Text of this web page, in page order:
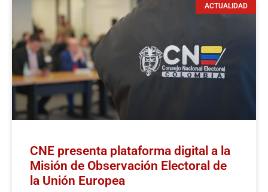
ACTUALIDAD
CNE presenta plataforma digital a la
Misión de Observación Electoral de
la Unión Europea